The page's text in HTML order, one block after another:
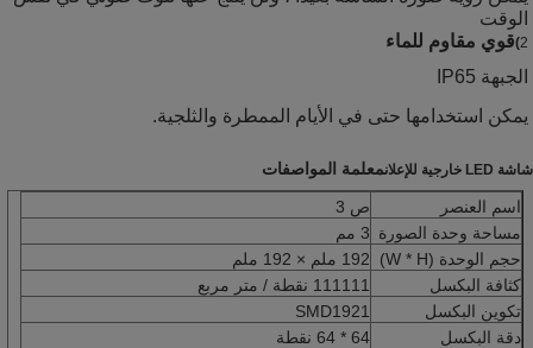
الوقت
2
)قوي مقاوم للماء
الجبهة IP65
يمكن استخدامها حتى في الأيام الممطرة والثلجية.
شاشة LED خارجية للإعلان
معلمة المواصفات
اسم العنصر
ص 3
مساحة وحدة الصورة 3 مم
حجم الوحدة (W * H)
192 ملم × 192 ملم
كثافة البكسل
111111 نقطة / متر مربع
تكوين البكسل
SMD1921
دقة البكسل
64 * 64 نقطة